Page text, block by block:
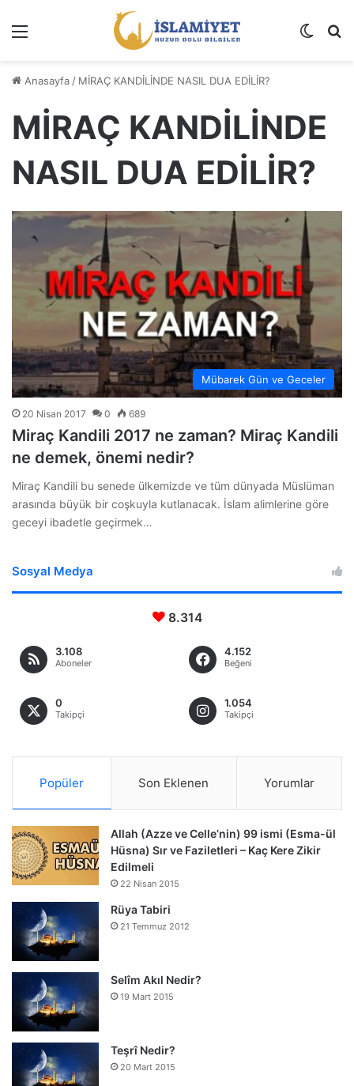
Dış
Anasayfa / MİRAÇ KANDİLİNDE NASIL DUA EDİLİR?
MİRAÇ KANDİLİNDE
NASIL DUA EDİLİR?
Mübarek Gün ve Geceler
20 Nisan 2017 0 689
Miraç Kandili 2017 ne zaman? Miraç Kandili
ne demek, önemi nedir?
Miraç Kandili bu senede ülkemizde ve tüm dünyada Müslüman
arasında büyük bir coşkuyla kutlanacak. İslam alimlerine göre
geceyi ibadetle geçirmek…
Sosyal Medya
8.314
3.108
Aboneler
4.152
Beğeni
0
Takipçi
1.054
Takipçi
Popüler Son Eklenen Yorumlar
Allah (Azze ve Celle’nin) 99 ismi (Esma-ül
Hüsna) Sır ve Faziletleri – Kaç Kere Zikir
Edilmeli
22 Nisan 2015
Rüya Tabiri
21 Temmuz 2012
Selîm Akıl Nedir?
19 Mart 2015
Teşrî Nedir?
20 Mart 2015